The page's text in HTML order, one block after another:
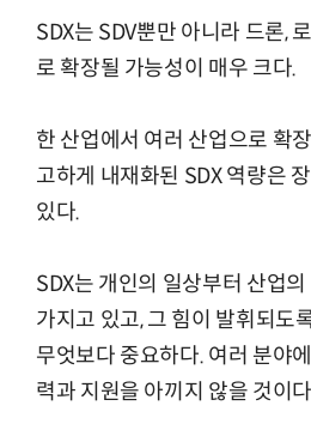
SDX는 SDV뿐만 아니라 드론,
로 확장될 가능성이 매우 크다.
한 산업에서 여러 산업으로 확
고하게 내재화된 SDX 역량은
있다.
SDX는 개인의 일상부터 산업
가지고 있고, 그 힘이 발휘되도
무엇보다 중요하다. 여러 분야
력과 지원을 아끼지 않을 것이